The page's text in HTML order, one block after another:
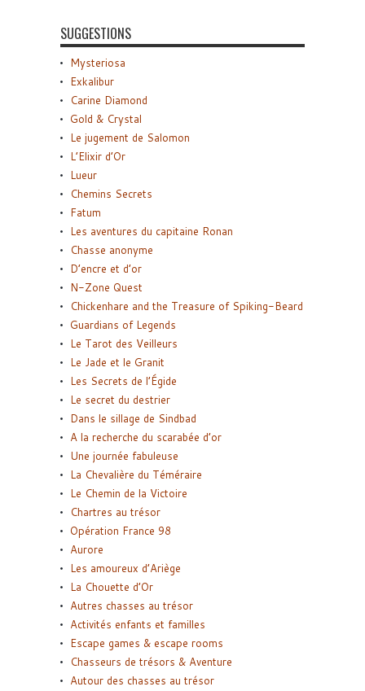
SUGGESTIONS
Mysteriosa
Exkalibur
Carine Diamond
Gold & Crystal
Le jugement de Salomon
L’Elixir d’Or
Lueur
Chemins Secrets
Fatum
Les aventures du capitaine Ronan
Chasse anonyme
D’encre et d’or
N-Zone Quest
Chickenhare and the Treasure of Spiking-Beard
Guardians of Legends
Le Tarot des Veilleurs
Le Jade et le Granit
Les Secrets de l’Égide
Le secret du destrier
Dans le sillage de Sindbad
A la recherche du scarabée d’or
Une journée fabuleuse
La Chevalière du Téméraire
Le Chemin de la Victoire
Chartres au trésor
Opération France 98
Aurore
Les amoureux d’Ariège
La Chouette d’Or
Autres chasses au trésor
Activités enfants et familles
Escape games & escape rooms
Chasseurs de trésors & Aventure
Autour des chasses au trésor